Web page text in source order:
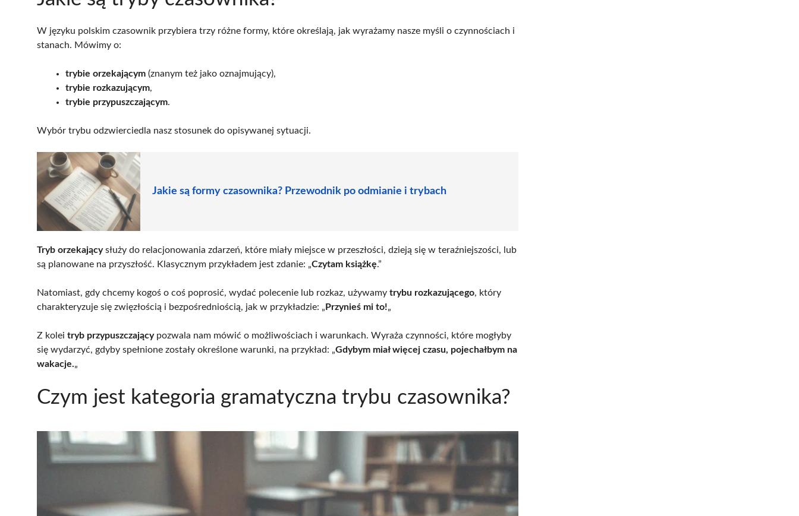
W języku polskim czasownik przybiera trzy różne formy, które określają, jak wyrażamy nasze myśli o czynnościach i
stanach. Mówimy o:
trybie orzekającym (znanym też jako oznajmujący),
trybie rozkazującym,
trybie przypuszczającym.
Wybór trybu odzwierciedla nasz stosunek do opisywanej sytuacji.
Jakie są formy czasownika? Przewodnik po odmianie i trybach
Tryb orzekającysłuży do relacjonowania zdarzeń, które miały miejsce w przeszłości, dzieją się w teraźniejszości, lub
są planowane na przyszłość. Klasycznym przykładem jest zdanie: „Czytam książkę.”
Natomiast, gdy chcemy kogoś o coś poprosić, wydać polecenie lub rozkaz, używamy trybu rozkazującego, który
charakteryzuje się zwięzłością i bezpośredniością, jak w przykładzie: „ Przynieś mi to!„
Z kolei tryb przypuszczającypozwala nam mówić o możliwościach i warunkach. Wyraża czynności, które mogłyby
się wydarzyć, gdyby spełnione zostały określone warunki, na przykład: „Gdybym miał więcej czasu, pojechałbym na
wakacje.„
Czym jest kategoria gramatyczna trybu czasownika?